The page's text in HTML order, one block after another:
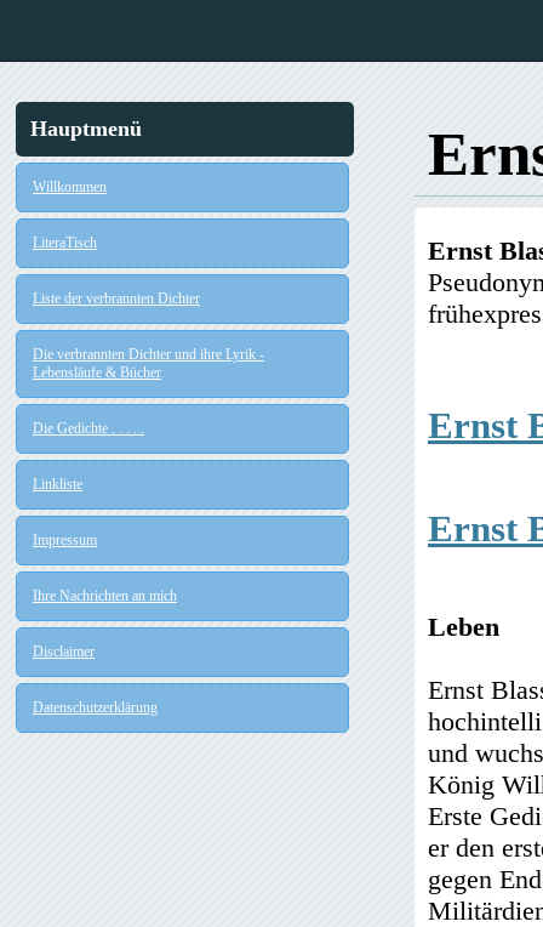
Hauptmenü
Willkommen
LiteraTisch
Liste der verbrannten Dichter
Die verbrannten Dichter und ihre Lyrik -
Lebensläufe & Bücher
Die Gedichte . . . . .
Linkliste
Impressum
Ihre Nachrichten an mich
Disclaimer
Datenschutzerklärung
Ernst
Ernst
Ernst
Leben
Ernst
und
König
Erste
er den
gegen